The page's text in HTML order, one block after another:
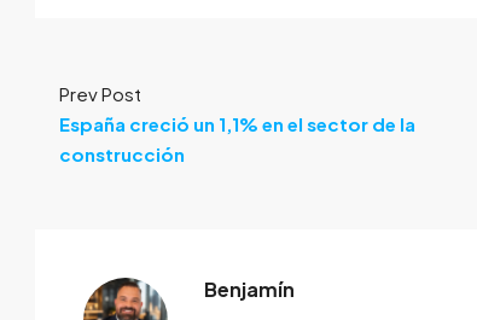
Prev Post
España creció un 1,1% en el sector de la
construcción
Benjamín